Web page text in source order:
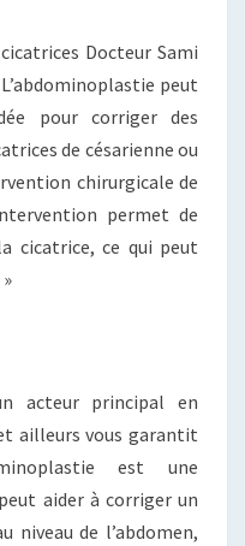
Docteur Sami
peut
pour corriger des
de césarienne ou
chirurgicale de
permet de
cicatrice, ce qui peut
acteur principal en
ailleurs vous garantit
est une
aider à corriger un
niveau de l’abdomen,